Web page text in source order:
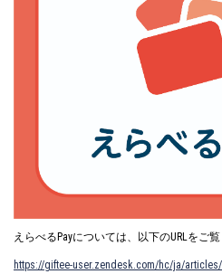
えらべるPayについては、以下のURLをご覧
https://giftee-user.zendesk.com/hc/ja/articles/